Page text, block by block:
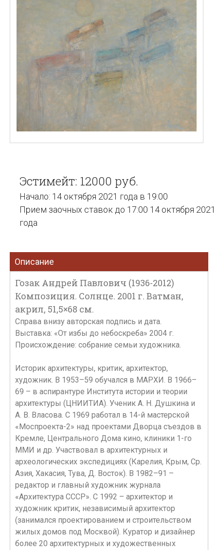
Эстимейт: 12000 руб.
Начало: 14 октября 2021 года в 19:00
Прием заочных ставок до 17:00 14 октября 2021
года
Описание
Гозак Андрей Павлович (1936-2012)
Композиция. Солнце. 2001 г. Ватман,
акрил, 51,5×68 см.
Справа внизу авторская подпись и дата.
Выставка: «От избы до небоскреба» 2004 г.
Происхождение: собрание семьи художника.
Историк архитектуры, критик, архитектор,
художник. В 1953–59 обучался в МАРХИ. В 1966–
69 – в аспирантуре Института истории и теории
архитектуры (ЦНИИТИА). Ученик А. Н. Душкина и
А. В. Власова. С 1969 работал в 14-й мастерской
«Моспроекта-2» над проектами Дворца съездов в
Кремле, Центрального Дома кино, клиники 1-го
ММИ и др. Участвовал в архитектурных и
археологических экспедициях (Карелия, Крым, Ср.
Азия, Хакасия, Тува, Д. Восток). В 1982–91 –
редактор и главный художник журнала
«Архитектура СССР». С 1992 – архитектор и
художник критик, независимый архитектор
(занимался проектированием и строительством
жилых домов под Москвой). Куратор и дизайнер
более 20 архитектурных и художественных